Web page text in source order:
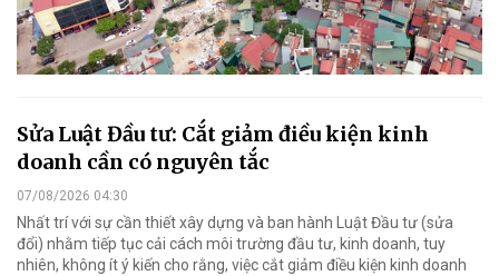
Sửa Luật Đầu tư: Cắt giảm điều kiện kinh
doanh cần có nguyên tắc
07/08/2026 04:30
Nhất trí với sự cần thiết xây dựng và ban hành Luật Đầu tư (sửa
đổi) nhằm tiếp tục cải cách môi trường đầu tư, kinh doanh, tuy
nhiên, không ít ý kiến cho rằng, việc cắt giảm điều kiện kinh doanh